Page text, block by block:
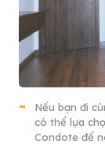
Nếu bạn đi
có thể lựa
Condote để